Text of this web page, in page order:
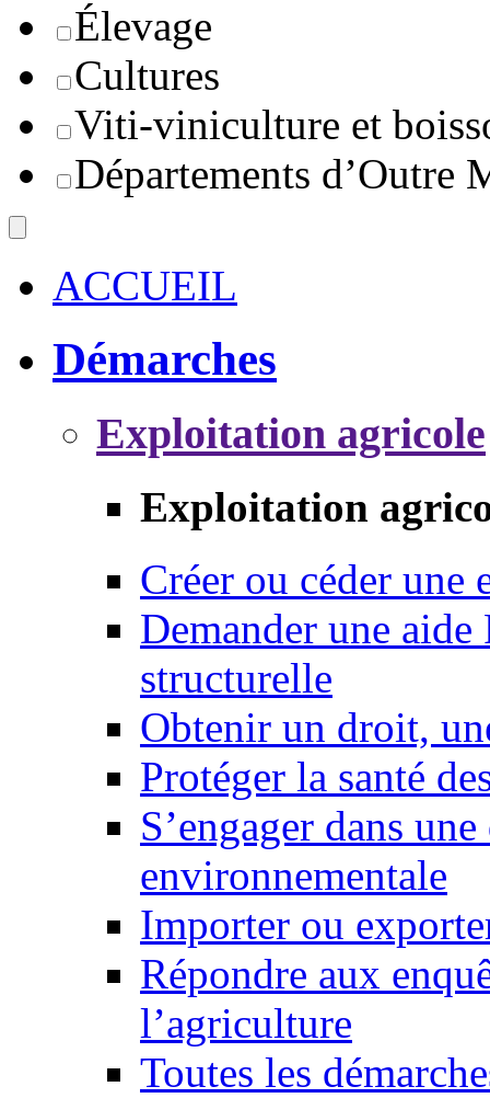
Élevage
Cultures
Viti-viniculture et
Départements d’Outre
ACCUEIL
Démarches
Exploitation agricole
Exploitation
Créer ou céder une
Demander une
structurelle
Obtenir un droit,
Protéger la santé
S’engager dans
environnementale
Importer ou
Répondre aux
l’agriculture
Toutes les